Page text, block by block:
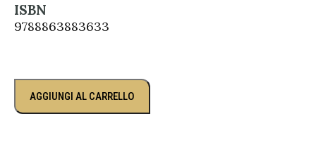
ISBN
9788863883633
AGGIUNGI AL CARRELLO